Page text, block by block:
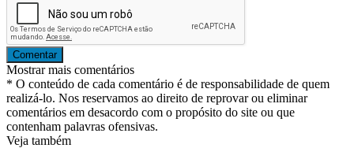
Comentar
Mostrar mais comentários
* O conteúdo de cada comentário é de responsabilidade de quem
realizá-lo. Nos reservamos ao direito de reprovar ou eliminar
comentários em desacordo com o propósito do site ou que
contenham palavras ofensivas.
Veja também